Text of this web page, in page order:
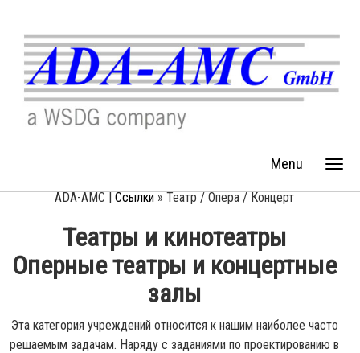
Menu
ADA-AMC |Ссылки » Театр / Опера / Концерт
Театры и кинотеатры
Оперные театры и концертные
залы
Эта категория учреждений относится к нашим наиболее часто
решаемым задачам. Наряду с заданиями по проектированию в